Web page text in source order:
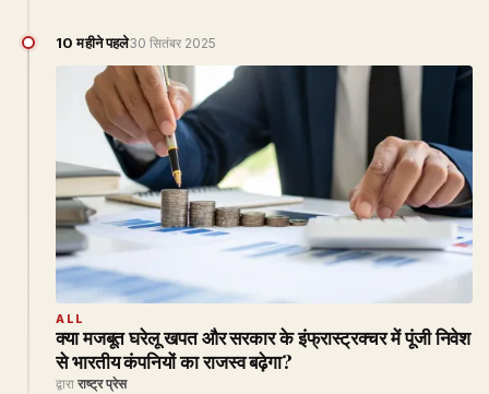
10 महीने पहले30 सितंबर 2025
ALL
क्या मजबूत घरेलू खपत और सरकार के इंफ्रास्ट्रक्चर में पूंजी निवेश
से भारतीय कंपनियों का राजस्व बढ़ेगा?
द्वारा राष्ट्र प्रेस